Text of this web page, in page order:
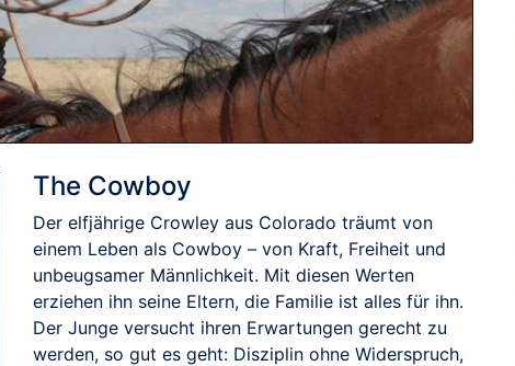
The Cowboy
Der elfjährige Crowley aus Colorado träumt von
einem Leben als Cowboy – von Kraft, Freiheit und
unbeugsamer Männlichkeit. Mit diesen Werten
erziehen ihn seine Eltern, die Familie ist alles für ihn.
Der Junge versucht ihren Erwartungen gerecht zu
werden, so gut es geht: Disziplin ohne Widerspruch,